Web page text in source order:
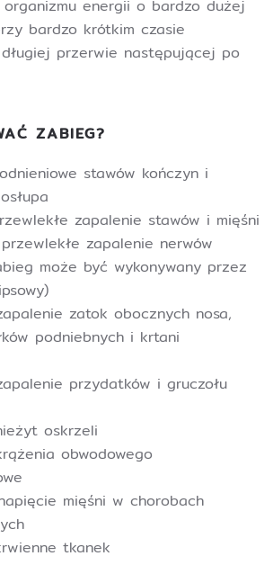
energii o bardzo dużej
bardzo krótkim czasie
przerwie następującej po
ZABIEG?
stawów kończyn i
zapalenie stawów i mięśni
zapalenie nerwów
może być wykonywany przez
zatok obocznych nosa,
podniebnych i krtani
przydatków i gruczołu
oskrzeli
obwodowego
mięśni w chorobach
tkanek